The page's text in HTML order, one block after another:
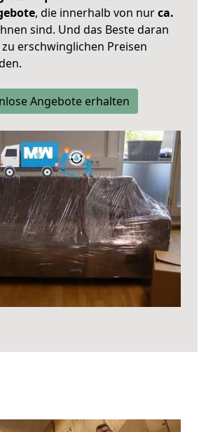
, die innerhalb von nurca.
sind. Und das Beste daran
erschwinglichen Preisen
Angebote erhalten